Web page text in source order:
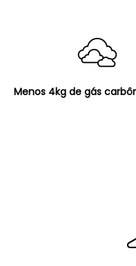
Menos 4kg de gás